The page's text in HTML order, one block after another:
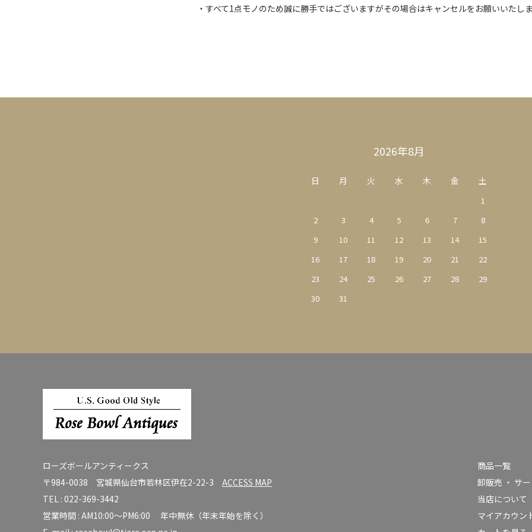
・すべて1点モノのため誠に勝手ではございますがその場合はキャンセルをお願いいたし
2026年8月
日 月 火 水 木 金 土
1
2
3 4 5 6 7
8
9
10 11 12 13 14
15
16
17 18 19 20 21
22
23
24 25 26 27 28
29
30
31
ローズボールアンティークス
〒984-0038 宮城県仙台市若林区伊在2-22-3 ACCESS MAP
TEL : 022-369-3442
営業時間 : AM10:00～PM6:00 年中無休（年末年始を除く）
商品一覧
卸販売 ・ サ
当店について
マイアカウン